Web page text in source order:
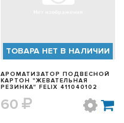
ТОВАРА НЕТ В НАЛИЧИИ
АРОМАТИЗАТОР ПОДВЕСНОЙ
КАРТОН "ЖЕВАТЕЛЬНАЯ
РЕЗИНКА" FELIX 411040102
60